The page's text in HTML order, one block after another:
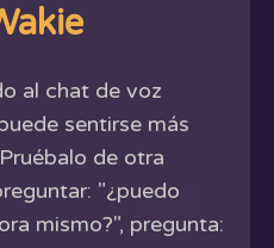
al chat de voz
sentirse más
de otra
"¿puedo
mismo?", pregunta: